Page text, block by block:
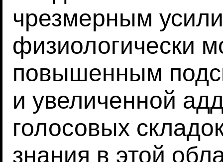
чрезмерным
физиологически
повышенным
и увеличенной
голосовых
знания в этой